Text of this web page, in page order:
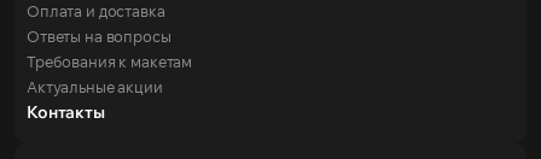
Оплата и доставка
Ответы на вопросы
Требования к макетам
Актуальные акции
Контакты